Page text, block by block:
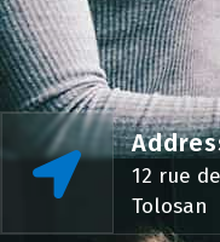
12 rue
Tolosan